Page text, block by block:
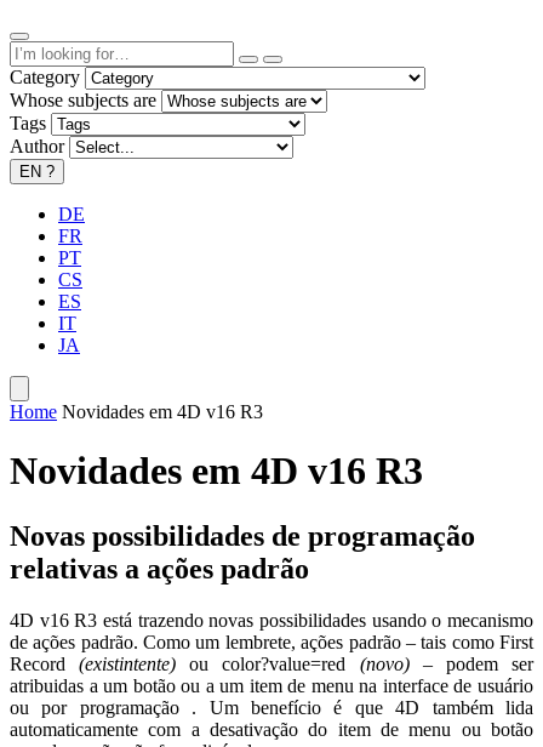
Category
Whose subjects are
Tags
Author
EN ?
DE
FR
PT
CS
ES
IT
JA
Home Novidades em 4D v16 R3
Novidades em 4D v16 R3
Novas possibilidades de programação
relativas a ações padrão
4D v16 R3 está trazendo novas possibilidades usando o mecanismo
de ações padrão. Como um lembrete, ações padrão – tais como First
Record(existintente) ou color?value=red (novo)– podem ser
atribuidas a um botão ou a um item de menu na interface de usuário
ou por programação . Um benefício é que 4D também lida
automaticamente com a desativação do item de menu ou botão